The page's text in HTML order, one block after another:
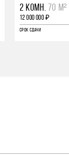
2 КОМН. 70 М²
12 000 000 ₽
СРОК СДАЧИ